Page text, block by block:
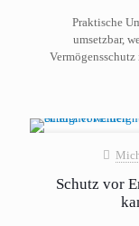
Praktische
umsetzbar,
Schutz vor